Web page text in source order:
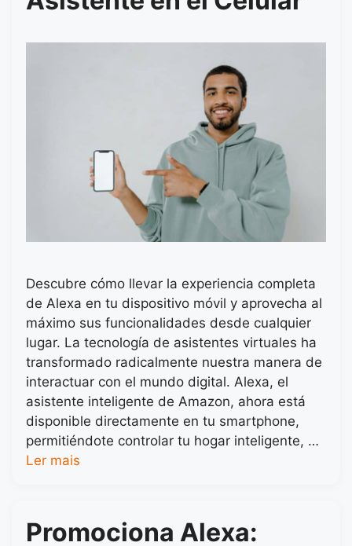
Descubre cómo llevar la experiencia completa
de Alexa en tu dispositivo móvil y aprovecha al
máximo sus funcionalidades desde cualquier
lugar. La tecnología de asistentes virtuales ha
transformado radicalmente nuestra manera de
interactuar con el mundo digital. Alexa, el
asistente inteligente de Amazon, ahora está
disponible directamente en tu smartphone,
permitiéndote controlar tu hogar inteligente, …
Ler mais
Promociona Alexa: